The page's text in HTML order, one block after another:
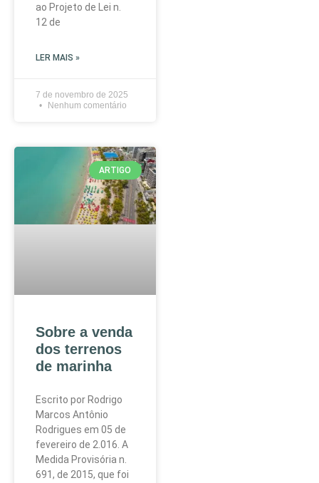
ao Projeto de Lei n.
12 de
LER MAIS »
7 de novembro de 2025
Nenhum comentário
ARTIGO
Sobre a venda
dos terrenos
de marinha
Escrito por Rodrigo
Marcos Antônio
Rodrigues em 05 de
fevereiro de 2.016. A
Medida Provisória n.
691, de 2015, que foi